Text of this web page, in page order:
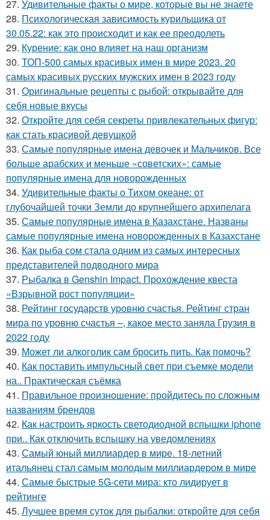
27. Удивительные факты о мире, которые вы не знаете
28. Психологическая зависимость курильщика от
30.05.22: как это происходит и как ее преодолеть
29. Курение: как оно влияет на наш организм
30. ТОП-500 самых красивых имен в мире 2023. 20
самых красивых русских мужских имен в 2023 году
31. Оригинальные рецепты с рыбой: открывайте для
себя новые вкусы
32. Откройте для себя секреты привлекательных фигур:
как стать красивой девушкой
33. Самые популярные имена девочек и Мальчиков. Все
больше арабских и меньше «советских»: самые
популярные имена для новорожденных
34. Удивительные факты о Тихом океане: от
глубочайшей точки Земли до крупнейшего архипелага
35. Самые популярные имена в Казахстане. Названы
самые популярные имена новорожденных в Казахстане
36. Как рыба сом стала одним из самых интересных
представителей подводного мира
37. Рыбалка в Genshin Impact. Прохождение квеста
«Взрывной рост популяции»
38. Рейтинг государств уровню счастья. Рейтинг стран
мира по уровню счастья –, какое место заняла Грузия в
2022 году
39. Может ли алкоголик сам бросить пить. Как помочь?
40. Как поставить импульсный свет при съемке модели
на.. Практическая съёмка
41. Правильное произношение: пройдитесь по сложным
названиям брендов
42. Как настроить яркость светодиодной вспышки iphone
при.. Как отключить вспышку на уведомлениях
43. Самый юный миллиардер в мире. 18-летний
итальянец стал самым молодым миллиардером в мире
44. Самые быстрые 5G-сети мира: кто лидирует в
рейтинге
45. Лучшее время суток для рыбалки: откройте для себя